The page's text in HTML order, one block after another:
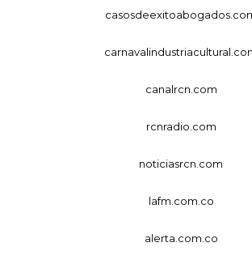
canalrcn.com
rcnradio.com
noticiasrcn.com
lafm.com.co
alerta.com.co